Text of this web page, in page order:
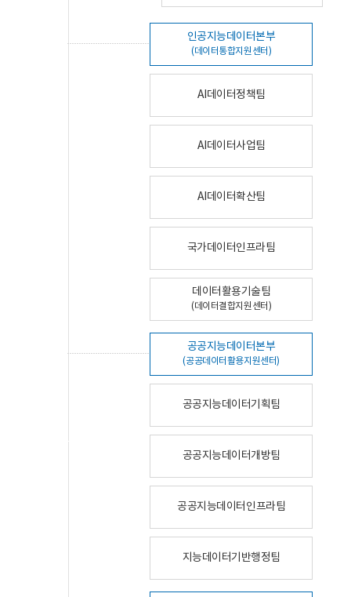
인공지능데이터본부
(데이터통합지원센터)
AI데이터정책팀
AI데이터사업팀
AI데이터확산팀
국가데이터인프라팀
데이터활용기술팀
(데이터결합지원센터)
공공지능데이터본부
(공공데이터활용지원센터)
공공지능데이터기획팀
공공지능데이터개방팀
공공지능데이터인프라팀
지능데이터기반행정팀